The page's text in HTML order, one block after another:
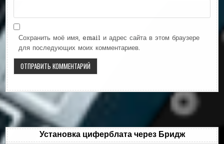
Сохранить моё имя, email и адрес сайта в этом браузере
для последующих моих комментариев.
Установка циферблата через Бридж